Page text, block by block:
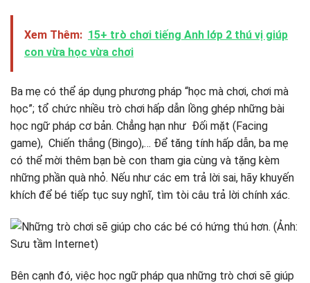
Xem Thêm: 15+ trò chơi tiếng Anh lớp 2 thú vị giúp
con vừa học vừa chơi
Ba mẹ có thể áp dụng phương pháp “học mà chơi, chơi mà
học”; tổ chức nhiều trò chơi hấp dẫn lồng ghép những bài
học ngữ pháp cơ bản. Chẳng hạn như Đối mặt (Facing
game), Chiến thắng (Bingo),… Để tăng tính hấp dẫn, ba mẹ
có thể mời thêm bạn bè con tham gia cùng và tặng kèm
những phần quà nhỏ. Nếu như các em trả lời sai, hãy khuyến
khích để bé tiếp tục suy nghĩ, tìm tòi câu trả lời chính xác.
Bên cạnh đó, việc học ngữ pháp qua những trò chơi sẽ giúp